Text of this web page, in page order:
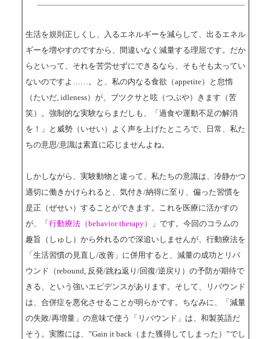
生活を規則正しくし、入るエネルギーを減らして、出るエネル
ギーを増やすのですから、間違いなく減量する理屈です。だか
らといって、それを苦労せずにできるなら、そもそも太ってい
ないのですよ……。と、私の内なる食欲（appetite）と怠惰
（たいだ, idleness）が、ブツクサと呟（つぶや）きます（苦
笑）。強制的な実験ならまだしも、「過食や運動不足の解消
を！」と威勢（いせい）よく声を上げたところで、日常、私た
ちの意思/意識は素直に応じませんよね。
しかしながら、実験動物と違って、私たちの意識は、冷静かつ
適切に働きかけられると、気付き/納得に至り、偏った習慣を
是正（ぜせい）することができます。これを医療に活かすの
が、「行動療法（behavior therapy）
」です。今回のコラムの
趣旨（しゅし）から外れるので深追いしませんが、行動療法を
「生活習慣の見直し/改善」に併用すると、減量の成功とリバ
ウンド（rebound, 反発/跳ね返り/回復/逆戻り）の予防が期待で
きる、という強いエビデンスがあります。そして、リバウンド
は、合併症を悪化させることが明らかです。ちなみに、「減量
の失敗/再増量」の意味で使う「リバウンド」は、和製英語だ
そう。実際には、”Gain it back（また獲得してしまった）”でし